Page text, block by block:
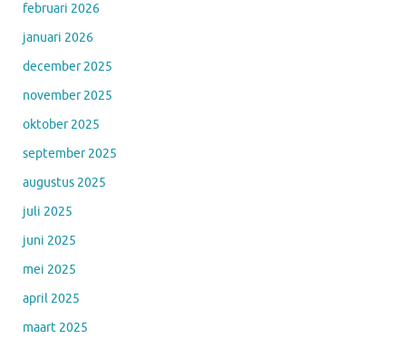
februari 2026
januari 2026
december 2025
november 2025
oktober 2025
september 2025
augustus 2025
juli 2025
juni 2025
mei 2025
april 2025
maart 2025